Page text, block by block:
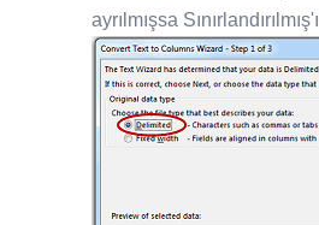
ayrılmışsa